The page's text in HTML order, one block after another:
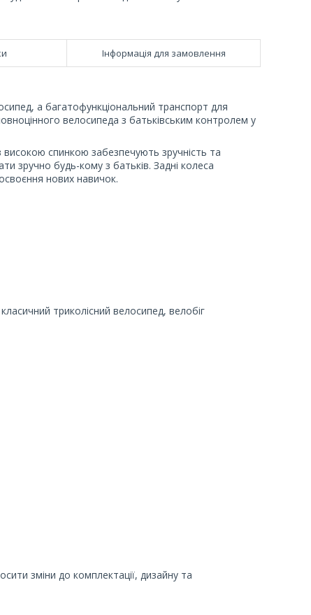
Інформація для замовлення
а багатофункціональний транспорт для
велосипеда з батьківським контролем у
високою спинкою забезпечують зручність та
зручно будь-кому з батьків. Задні колеса
нових навичок.
триколісний велосипед, велобіг
зміни до комплектації, дизайну та